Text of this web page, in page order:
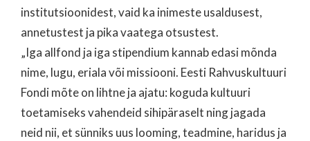
institutsioonidest, vaid ka inimeste usaldusest,
annetustest ja pika vaatega otsustest.
„Iga allfond ja iga stipendium kannab edasi mõnda
nime, lugu, eriala või missiooni. Eesti Rahvuskultuuri
Fondi mõte on lihtne ja ajatu: koguda kultuuri
toetamiseks vahendeid sihipäraselt ning jagada
neid nii, et sünniks uus looming, teadmine, haridus ja